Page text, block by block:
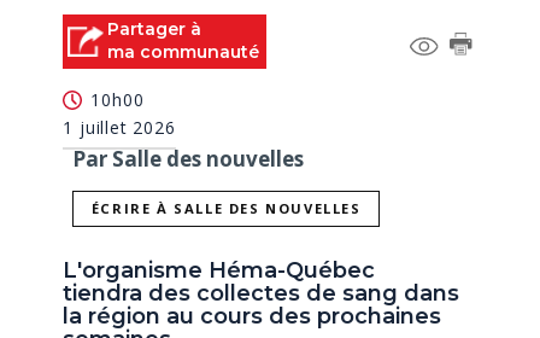
Partager à
ma communauté
10h00
1 juillet 2026
Par Salle des nouvelles
ÉCRIRE À SALLE DES NOUVELLES
L'organisme Héma-Québec
tiendra des collectes de sang dans
la région au cours des prochaines